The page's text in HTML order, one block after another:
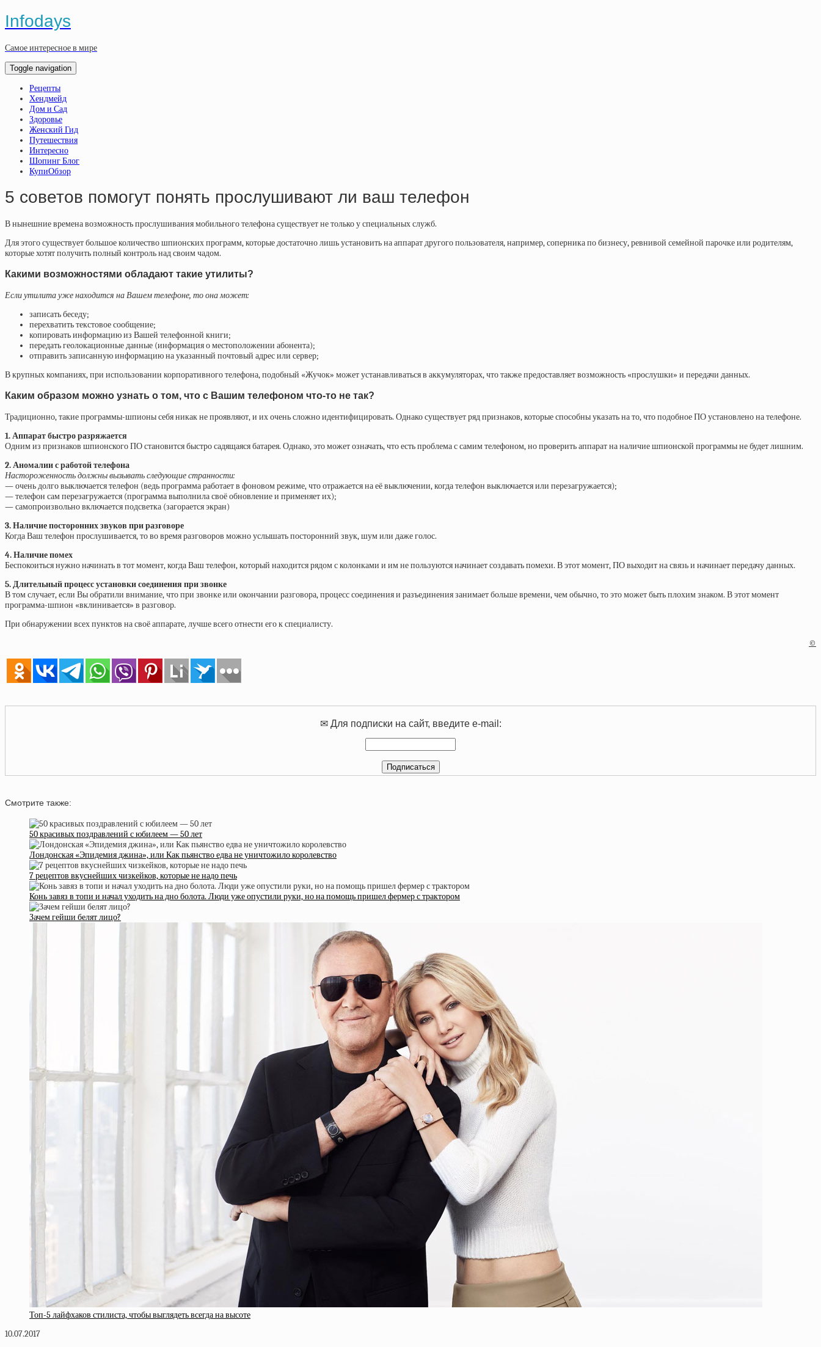
Infodays
Самое интересное в мире
Toggle navigation
Рецепты
Хендмейд
Дом и Сад
Здоровье
Женский Гид
Путешествия
Интересно
Шопинг Блог
КупиОбзор
5 советов помогут понять прослушивают ли ваш телефон
В нынешние времена возможность прослушивания мобильного телефона существует не только у специальных служб.
Для этого существует большое количество шпионских программ, которые достаточно лишь установить на аппарат другого пользователя, например, соперника по бизнесу, ревнивой семейной парочке или родителям,
которые хотят получить полный контроль над своим чадом.
Какими возможностями обладают такие утилиты?
Если утилита уже находится на Вашем телефоне, то она может:
записать беседу;
перехватить текстовое сообщение;
копировать информацию из Вашей телефонной книги;
передать геолокационные данные (информация о местоположении абонента);
отправить записанную информацию на указанный почтовый адрес или сервер;
В крупных компаниях, при использовании корпоративного телефона, подобный «Жучок» может устанавливаться в аккумуляторах, что также предоставляет возможность «прослушки» и передачи данных.
Каким образом можно узнать о том, что с Вашим телефоном что-то не так?
Традиционно, такие программы-шпионы себя никак не проявляют, и их очень сложно идентифицировать. Однако существует ряд признаков, которые способны указать на то, что подобное ПО установлено на телефоне.
1. Аппарат быстро разряжается
Одним из признаков шпионского ПО становится быстро садящаяся батарея. Однако, это может означать, что есть проблема с самим телефоном, но проверить аппарат на наличие шпионской программы не будет лишним.
2. Аномалии с работой телефона
Настороженность должны вызывать следующие странности:
—очень долго выключается телефон (ведь программа работает в фоновом режиме, что отражается на её выключении, когда телефон выключается или перезагружается);
—телефон сам перезагружается (программа выполнила своё обновление и применяет их);
—самопроизвольно включается подсветка (загорается экран)
3. Наличие посторонних звуков при разговоре
Когда Ваш телефон прослушивается, то во время разговоров можно услышать посторонний звук, шум или даже голос.
4. Наличие помех
Беспокоиться нужно начинать в тот момент, когда Ваш телефон, который находится рядом с колонками и им не пользуются начинает создавать помехи. В этот момент, ПО выходит на связь и начинает передачу данных.
5. Длительный процесс установки соединения при звонке
В том случает, если Вы обратили внимание, что при звонке или окончании разговора, процесс соединения и разъединения занимает больше времени, чем обычно, то это может быть плохим знаком. В этот момент
программа-шпион «вклинивается» в разговор.
При обнаружении всех пунктов на своё аппарате, лучше всего отнести его к специалисту.
©
✉ Для подписки на сайт, введите e-mail:
Смотрите также:
50 красивых поздравлений с юбилеем — 50 лет
Лондонская «Эпидемия джина», или Как пьянство едва не уничтожило королевство
7 рецептов вкуснейших чизкейков, которые не надо печь
Конь завяз в топи и начал уходить на дно болота. Люди уже опустили руки, но на помощь пришел фермер с трактором
Зачем гейши белят лицо?
Топ-5 лайфхаков стилиста, чтобы выглядеть всегда на высоте
10.07.2017